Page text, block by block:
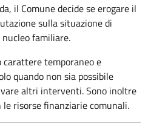
il Comune decide se erogare il
sulla situazione di
familiare.
temporaneo e
quando non sia possibile
altri interventi. Sono inoltre
risorse finanziarie comunali.